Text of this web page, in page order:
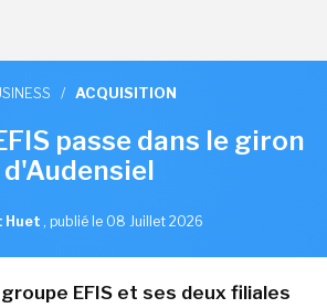
/ ACQUISITION
passe dans le giron
d'Audensiel
Huet , publié le 08 Juillet 2026
EFIS et ses deux filiales